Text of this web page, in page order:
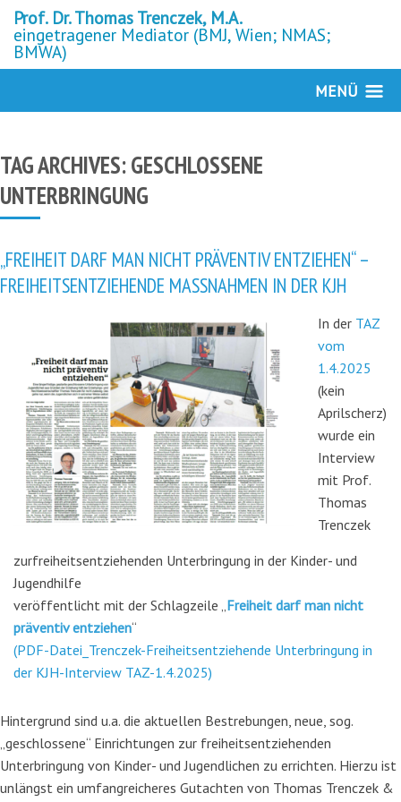
Prof. Dr. Thomas Trenczek, M.A.
eingetragener Mediator (BMJ, Wien; NMAS;
BMWA)
MENÜ
TAG ARCHIVES:GESCHLOSSENE
UNTERBRINGUNG
„FREIHEIT DARF MAN NICHT PRÄVENTIV ENTZIEHEN“ –
FREIHEITSENTZIEHENDE MASSNAHMEN IN DER KJH
In der TAZ
vom
1.4.2025
(kein
Aprilscherz)
wurde ein
Interview
mit Prof.
Thomas
Trenczek
zurfreiheitsentziehenden Unterbringung in der Kinder- und
Jugendhilfe
veröffentlicht mit der Schlagzeile „Freiheit darf man nicht
präventiv entziehen“
(PDF-Datei_Trenczek-Freiheitsentziehende Unterbringung in
der KJH-Interview TAZ-1.4.2025)
Hintergrund sind u.a. die aktuellen Bestrebungen, neue, sog.
„geschlossene“ Einrichtungen zur freiheitsentziehenden
Unterbringung von Kinder- und Jugendlichen zu errichten. Hierzu ist
unlängst ein umfangreicheres Gutachten von Thomas Trenczek &